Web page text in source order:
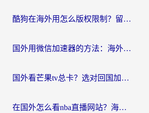
酷狗在海外用怎么版权限制？留学生亲测：3步解决听国内音乐难题
国外用微信加速器的方法：海外党无缝连接国内生活的实用指南
国外看芒果tv总卡？选对回国加速器，轻松追《浪姐》不费劲
在国外怎么看nba直播网站？海外党专属体育观赛指南，告别地区限制！